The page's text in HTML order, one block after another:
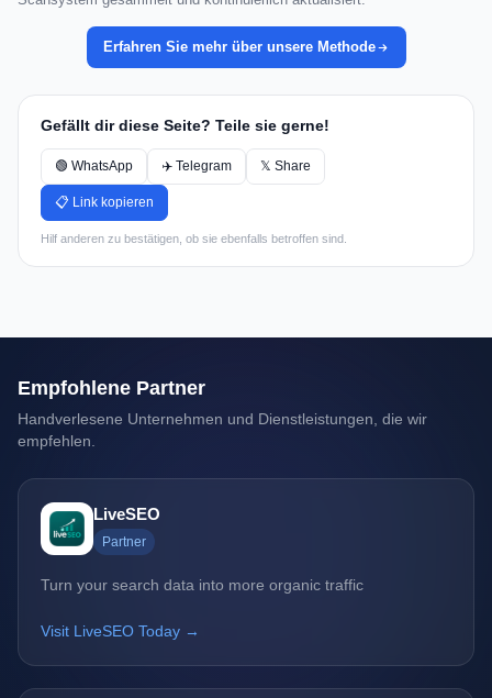
Erfahren Sie mehr über unsere Methode
Gefällt dir diese Seite? Teile sie gerne!
🟢 WhatsApp ✈️ Telegram 𝕏 Share
📋 Link kopieren
Hilf anderen zu bestätigen, ob sie ebenfalls betroffen sind.
Empfohlene Partner
Handverlesene Unternehmen und Dienstleistungen, die wir
empfehlen.
LiveSEO
Partner
Turn your search data into more organic traffic
Visit LiveSEO Today →